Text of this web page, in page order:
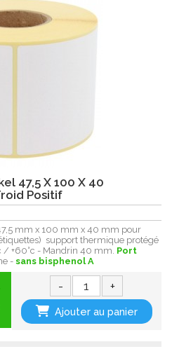
47,5 X 100 X 40
Positif
mm x 100 mm x 40 mm pour
support thermique protégé
/ +60°c - Mandrin 40 mm. Port
- sans bisphenol A
- +
Ajouter au panier